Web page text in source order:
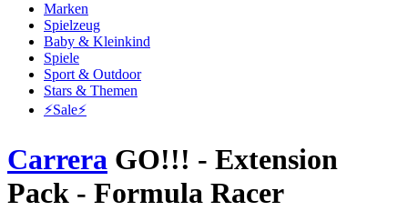
Marken
Spielzeug
Baby & Kleinkind
Spiele
Sport & Outdoor
Stars & Themen
⚡️Sale⚡️
Carrera GO!!! - Extension
Pack - Formula Racer